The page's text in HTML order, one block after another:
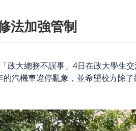
法加強管制
政大總務不誤事」4日在政大學
汽機車違停亂象，並希望校方除了